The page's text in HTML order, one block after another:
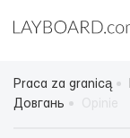
Praca za granicą
Довгань